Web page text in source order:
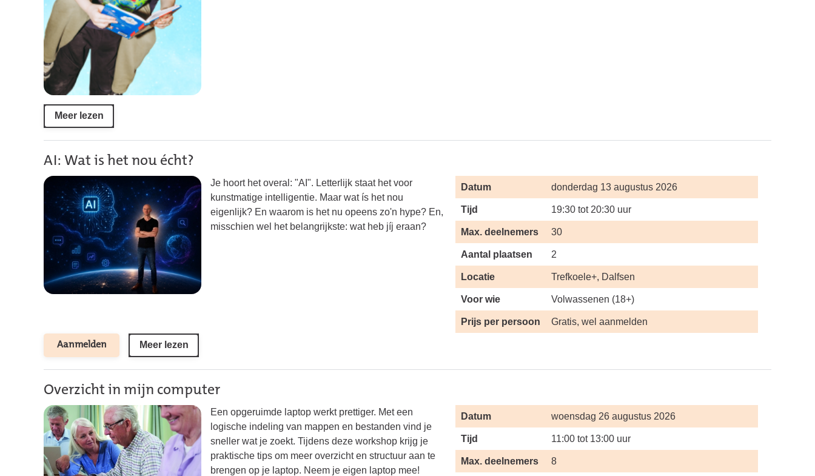
Meer lezen
AI: Wat is het nou écht?
Je hoort het overal: "AI". Letterlijk staat het voor
kunstmatige intelligentie. Maar wat ís het nou
eigenlijk? En waarom is het nu opeens zo'n hype? En,
misschien wel het belangrijkste: wat heb jíj eraan?
Datum donderdag 13 augustus 2026
Tijd 19:30 tot 20:30 uur
Max. deelnemers 30
Aantal plaatsen 2
Locatie Trefkoele+, Dalfsen
Voor wie Volwassenen (18+)
Prijs per persoon Gratis, wel aanmelden
Aanmelden Meer lezen
Overzicht in mijn computer
Een opgeruimde laptop werkt prettiger. Met een
logische indeling van mappen en bestanden vind je
sneller wat je zoekt. Tijdens deze workshop krijg je
praktische tips om meer overzicht en structuur aan te
brengen op je laptop. Neem je eigen laptop mee!
Datum woensdag 26 augustus 2026
Tijd 11:00 tot 13:00 uur
Max. deelnemers 8